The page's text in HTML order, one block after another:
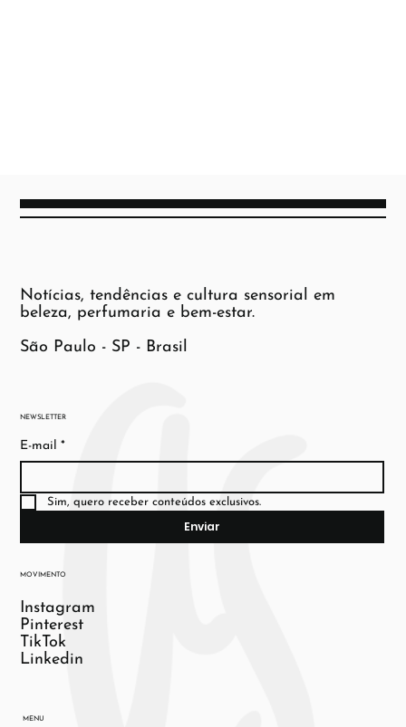
NEWSLETTER
E-mail *
Sim, quero receber conteúdos exclusivos.
Enviar
MOVIMENTO
Instagram
Pinterest
TikTok
Linkedin
MENU
Notícias, tendências e cultura sensorial em
beleza, perfumaria e bem-estar.
São Paulo - SP - Brasil